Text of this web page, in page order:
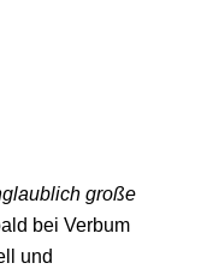
große
bei Verbum
und